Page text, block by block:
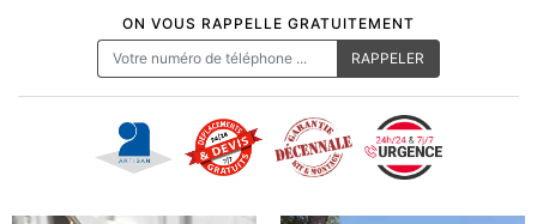
ON VOUS RAPPELLE GRATUITEMENT